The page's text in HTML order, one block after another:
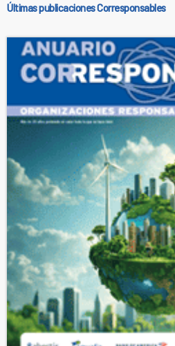
Últimas publicaciones Corresponsables